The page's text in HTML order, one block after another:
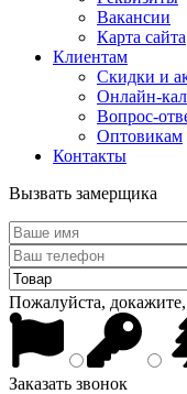
Вакансии
Карта сайта
Клиентам
Скидки и
Онлайн-
Вопрос-
Оптовикам
Контакты
Вызвать замерщика
Пожалуйста,
Заказать звонок